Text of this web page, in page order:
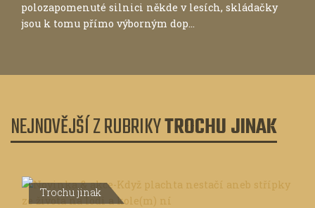
polozapomenuté silnici někde v lesích, skládačky
jsou k tomu přímo výborným dop...
NEJNOVĚJŠÍ Z RUBRIKYTROCHU JINAK
Trochu jinak